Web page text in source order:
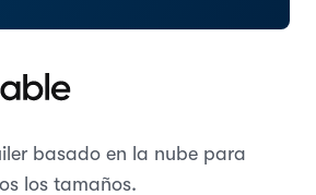
basado en la nube para
los tamaños.